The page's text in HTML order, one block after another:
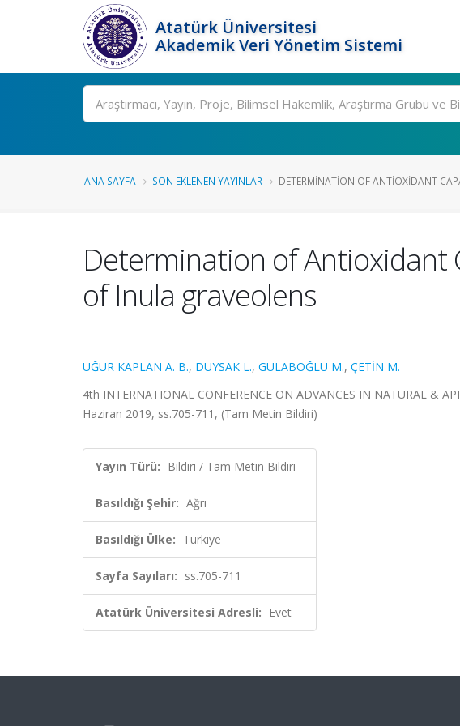
Atatürk Üniversitesi
Akademik Veri Yönetim Sistemi
Ara
ANA SAYFA SON EKLENEN YAYINLAR DETERMINATION OF ANTIOXIDANT
Determination of Antioxidant
of Inula graveolens
UĞUR KAPLAN A. B., DUYSAK L., GÜLABOĞLU M., ÇETİN M.
4th INTERNATIONAL CONFERENCE ON ADVANCES IN NATURAL &
Haziran 2019, ss.705-711, (Tam Metin Bildiri)
Yayın Türü: Bildiri / Tam Metin Bildiri
Basıldığı Şehir: Ağrı
Basıldığı Ülke: Türkiye
Sayfa Sayıları: ss.705-711
Atatürk Üniversitesi Adresli: Evet